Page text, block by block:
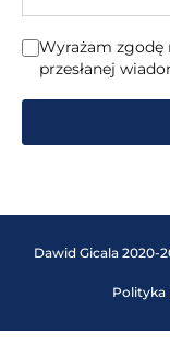
Wyrażam
przesłanej
Dawid Gicala 2020-
Polityka